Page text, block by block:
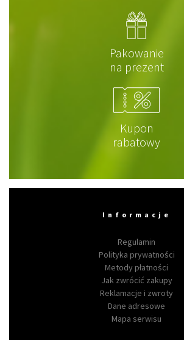
Pakowanie
na prezent
Kupon
rabatowy
Informacje
Regulamin
Polityka prywatności
Metody płatności
Jak zwrócić zakupy
Reklamacje i zwroty
Dane adresowe
Mapa serwisu